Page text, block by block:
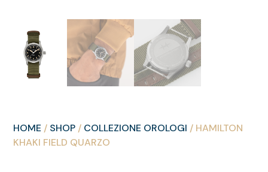
HOME / SHOP / COLLEZIONE OROLOGI / HAMILTON
KHAKI FIELD QUARZO